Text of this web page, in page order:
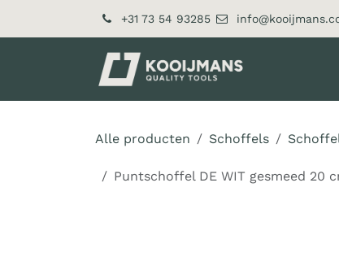
+31 73 54 93285
Alle producten Schoffels
Puntschoffel DE WIT gesmeed 20